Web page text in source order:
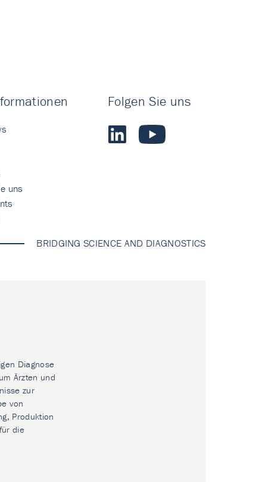
uns
Folgen Sie uns
BRIDGING SCIENCE AND DIAGNOSTICS
Diagnose
Ärzten und
zur
von
Produktion
die